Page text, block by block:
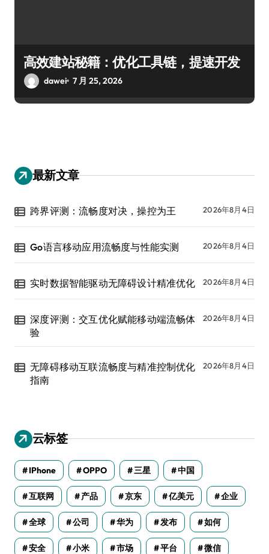
高效建站秘籍：优化工具链，提速开发
dawei 7 月 25, 2026
最新文章
跨界评测：流畅度对决，操控为王 2026年8月4日
Go语言移动应用流畅度与性能实测 2026年8月4日
实时数据智能驱动无障碍设计精准优化 2026年8月4日
深度评测：交互优化赋能移动端流畅体
验
2026年8月4日
无障碍移动互联流畅度与精准控制优化
指南
2026年8月4日
云标签
IPhone OPPO 三星 中国
互联网 产品 京东 亿美元 企业
全球 公司 华为 发布 如何
安全 小米 市场 平台 微信